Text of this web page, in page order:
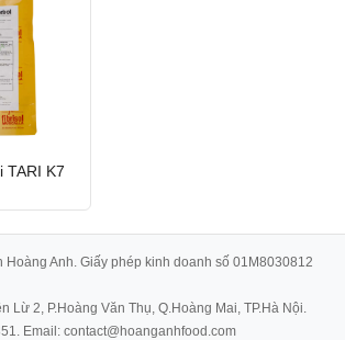
TARI K7
Anh. Giấy phép kinh doanh số 01M8030812
Lừ 2, P.Hoàng Văn Thụ, Q.Hoàng Mai, TP.Hà Nội.
Email: contact@hoanganhfood.com